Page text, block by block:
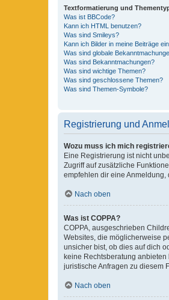
Textformatierung und
Was ist BBCode?
Kann ich HTML benutzen?
Was sind Smileys?
Kann ich Bilder in meine Beiträge
Was sind globale
Was sind Bekanntmachungen?
Was sind wichtige Themen?
Was sind geschlossene Themen?
Was sind Themen-Symbole?
Registrierung und
Wozu muss ich mich
Eine Registrierung ist nicht
Zugriff auf zusätzliche
empfehlen dir eine Anmeldung,
Nach oben
Was ist COPPA?
COPPA, ausgeschrieben
Websites, die möglicherweise
unsicher bist, ob dies auf dich
keine Rechtsberatung
juristische Anfragen zu diesem
Nach oben